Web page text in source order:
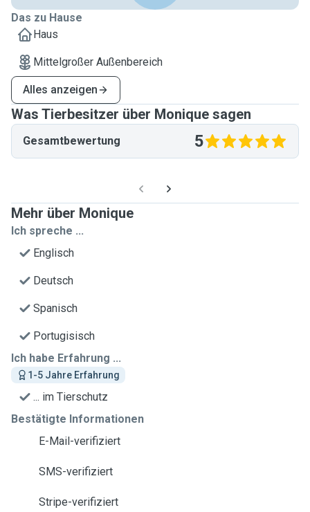
Das zu Hause
Haus
Mittelgroßer Außenbereich
Alles anzeigen
Was Tierbesitzer über Monique sagen
Gesamtbewertung 5
Mehr über Monique
Ich spreche ...
Englisch
Deutsch
Spanisch
Portugisisch
Ich habe Erfahrung ...
1-5 Jahre Erfahrung
... im Tierschutz
Bestätigte Informationen
E-Mail-verifiziert
SMS-verifiziert
Stripe-verifiziert